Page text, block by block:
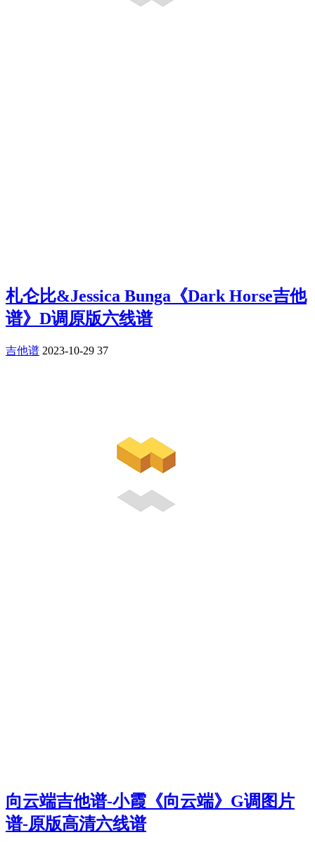
札仑比&Jessica Bunga《Dark Horse吉他
谱》D调原版六线谱
吉他谱 2023-10-29 37
向云端吉他谱-小霞《向云端》G调图片
谱-原版高清六线谱